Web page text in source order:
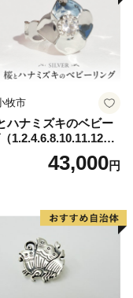
の大切な想いを形
牧市
ハナミズキのベビー
1.2.4.6.8.10.11.12
43,000円